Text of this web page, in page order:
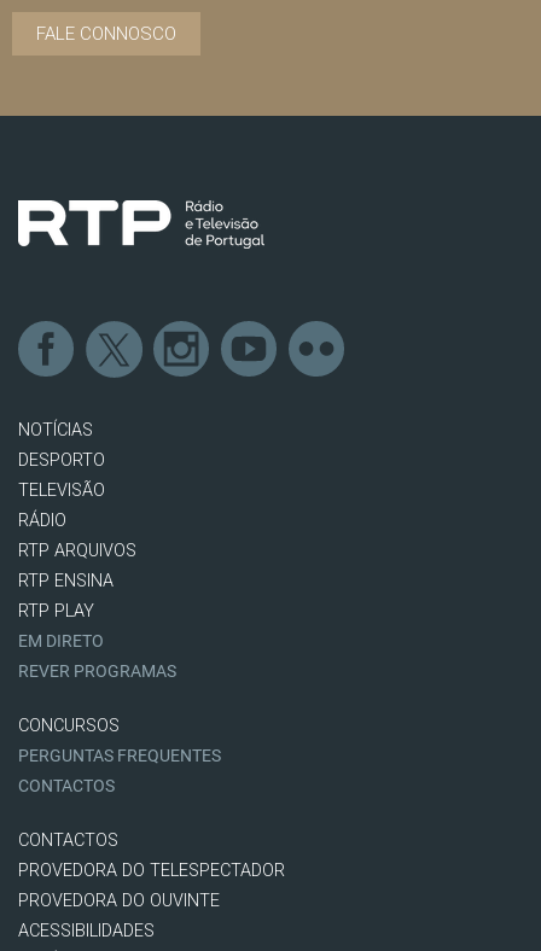
FALE CONNOSCO
NOTÍCIAS
DESPORTO
TELEVISÃO
RÁDIO
RTP ARQUIVOS
RTP ENSINA
RTP PLAY
EM DIRETO
REVER PROGRAMAS
CONCURSOS
PERGUNTAS FREQUENTES
CONTACTOS
CONTACTOS
PROVEDORA DO TELESPECTADOR
PROVEDORA DO OUVINTE
ACESSIBILIDADES